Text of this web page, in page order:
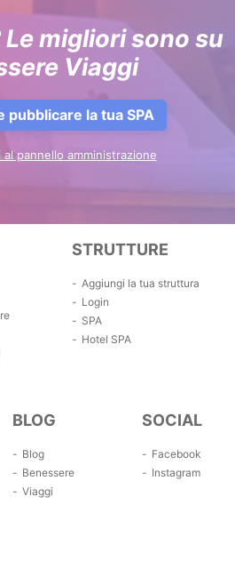
Le migliori sono su
Viaggi
pubblicare la tua SPA
pannello amministrazione
STRUTTURE
Aggiungi la tua struttura
Login
SPA
Hotel SPA
BLOG
Blog
Benessere
Viaggi
SOCIAL
Facebook
Instagram